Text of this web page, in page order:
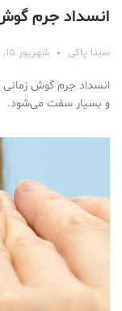
انسداد جرم
سینا پاکی شهریور ۱۵, ۱۳۹۶
انسداد جرم گوش
و بسیار سفت می‌شود.